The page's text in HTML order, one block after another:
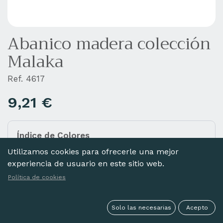
Abanico madera colección
Malaka
Índice de Colores
Añada diferentes colores a la cesta haciendo clic
en las imágenes de abajo.
Ref. 4617
9,21 €
Utilizamos cookies para ofrecerle una mejor
experiencia de usuario en este sitio web.
Política de cookies
Solo las necesarias Acepto